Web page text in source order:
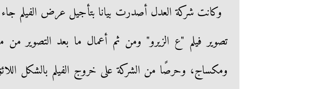
وكانت شركة العدل أصدرت بيانا بتأجيل عرض الفيلم جاء
تصوير فيلم "ع الزيرو" ومن ثم أعمال ما بعد التصوير من
ومكساج، وحرصًا من الشركة على خروج الفيلم بالشكل